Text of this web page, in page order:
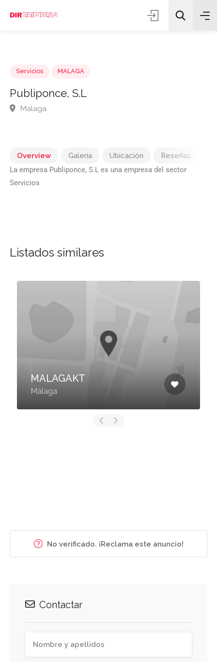
Publiponce, S.L
Overview Galería Ubicación
Reseñas
La empresa Publiponce, S.L es una empresa del sector
Servicios
Listados similares
MALAGAKT
Málaga
No verificado. ¡Reclama este anuncio!
Contactar